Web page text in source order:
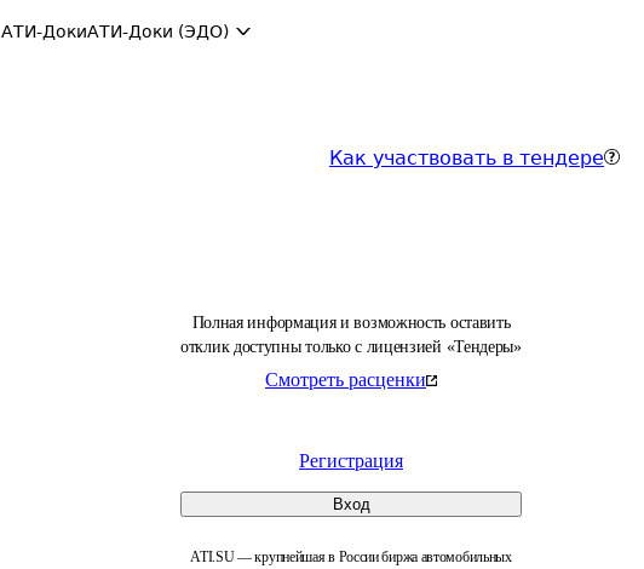
АТИ-ДокиАТИ-Доки (ЭДО)
Как участвовать в тендере
Полная информация и возможность оставить
отклик доступны только с лицензией «Тендеры»
Смотреть расценки
Регистрация
Вход
ATI.SU — крупнейшая в России биржа автомобильных